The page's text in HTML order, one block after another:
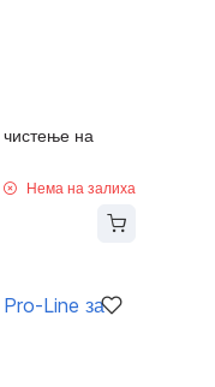
на
Нема на залиха